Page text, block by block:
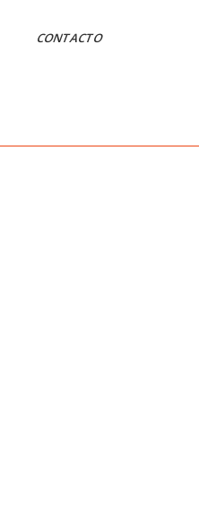
CONTACTO